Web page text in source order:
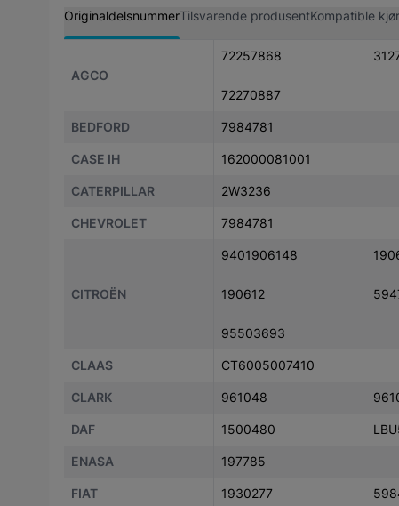
OriginaldelsnummerTilsvarende produsentKompatible
AGCO
72257868
72270887
BEDFORD 7984781
CASE IH 162000081001
CATERPILLAR 2W3236
CHEVROLET 7984781
CITROËN
9401906148
190612
95503693
CLAAS CT6005007410
CLARK 961048
DAF 1500480
ENASA 197785
FIAT 1930277